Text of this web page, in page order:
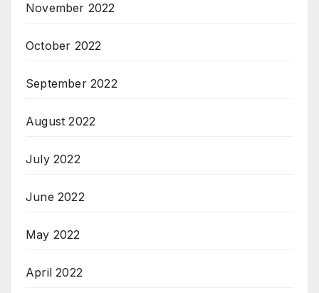
November 2022
October 2022
September 2022
August 2022
July 2022
June 2022
May 2022
April 2022